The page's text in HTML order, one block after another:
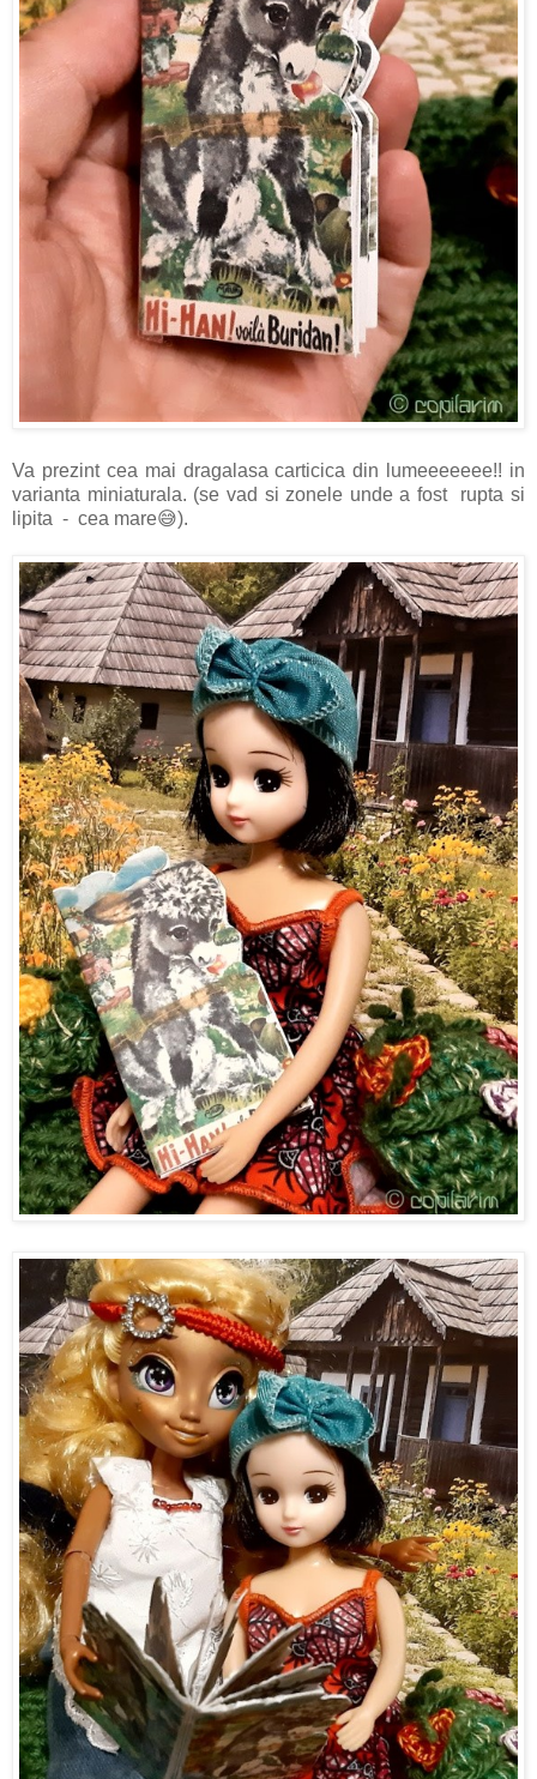
Va prezint cea mai dragalasa carticica din lumeeeeeee!! in
varianta miniaturala. (se vad si zonele unde a fost rupta si
lipita - cea mare😅).